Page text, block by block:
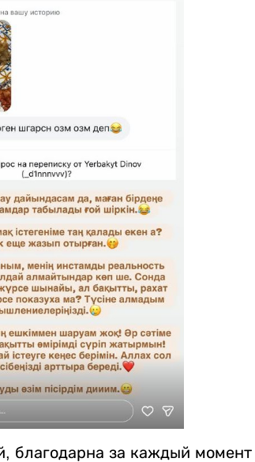
благодарна за каждый момент